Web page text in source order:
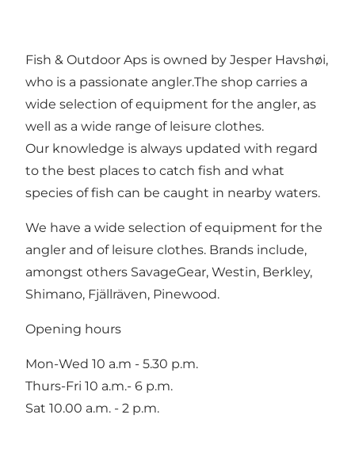
Fish & Outdoor Aps is owned by Jesper Havshøi,
who is a passionate angler.The shop carries a
wide selection of equipment for the angler, as
well as a wide range of leisure clothes.
Our knowledge is always updated with regard
to the best places to catch fish and what
species of fish can be caught in nearby waters.
We have a wide selection of equipment for the
angler and of leisure clothes. Brands include,
amongst others SavageGear, Westin, Berkley,
Shimano, Fjällräven, Pinewood.
Opening hours
Mon-Wed 10 a.m - 5.30 p.m.
Thurs-Fri 10 a.m.- 6 p.m.
Sat 10.00 a.m. - 2 p.m.